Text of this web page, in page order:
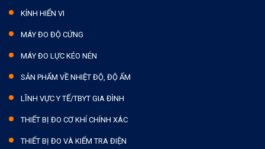
KÍNH HIỂN VI
MÁY ĐO ĐỘ CỨNG
MÁY ĐO LỰC KÉO NÉN
SẢN PHẨM VỀ NHIỆT ĐỘ, ĐỘ ẨM
LĨNH VỰC Y TẾ/TBYT GIA ĐÌNH
THIẾT BỊ ĐO CƠ KHÍ CHÍNH XÁC
THIẾT BỊ ĐO VÀ KIỂM TRA ĐIỆN